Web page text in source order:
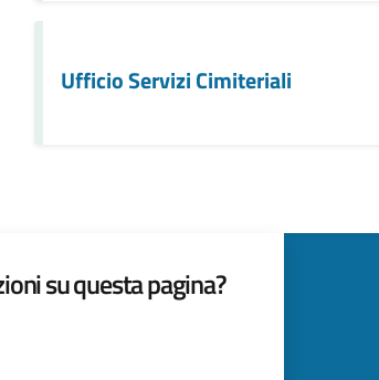
Ufficio Servizi Cimiteriali
su questa pagina?